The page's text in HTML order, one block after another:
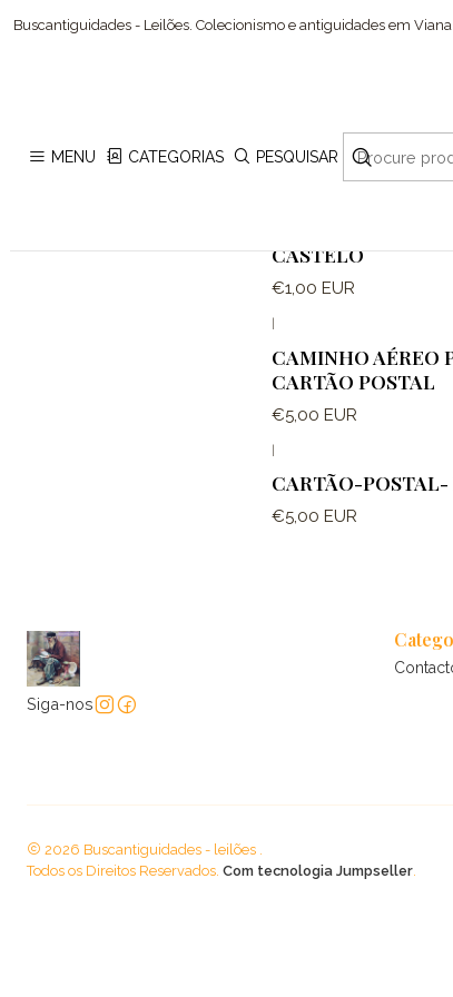
MENU CATEGORIAS PESQUISAR
Buscantiguidades - Leilões. Colecionismo e antiguidades em
CASTELO
€1,00 EUR
CAMINHO AÉREO
CARTÃO POSTAL
€5,00 EUR
|
CARTÃO-
€5,00 EUR
Siga-nos
2026 Buscantiguidades - leilões .
Todos os Direitos Reservados. Com tecnologia Jumpseller